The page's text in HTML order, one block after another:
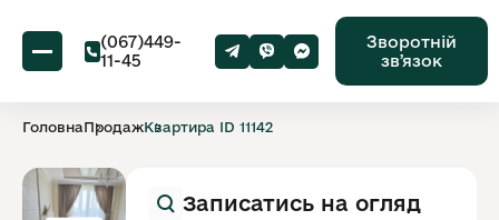
(067)449-
11-45
Зворотній
звʼязок
ГоловнаПродажКвартира ID 11142
Записатись на огляд